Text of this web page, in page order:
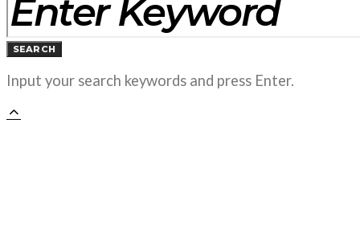
SEARCH
Input your search keywords and press Enter.